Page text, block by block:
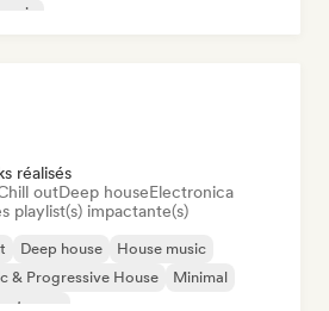
réalisés
outDeep houseElectronica
playlist(s) impactante(s)
Deep house
House music
& Progressive House
Minimal